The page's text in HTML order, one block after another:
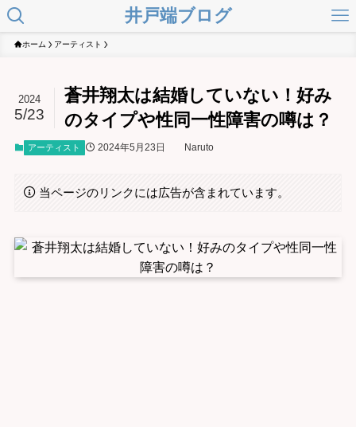
井戸端ブログ
ホーム アーティスト
蒼井翔太は結婚していない！好み
のタイプや性同一性障害の噂は？
2024
5/23
アーティスト 2024年5月23日 Naruto
当ページのリンクには広告が含まれています。